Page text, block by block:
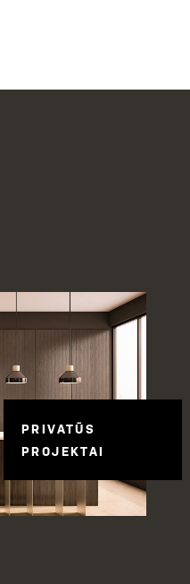
PRIVATŪS
PROJEKTAI